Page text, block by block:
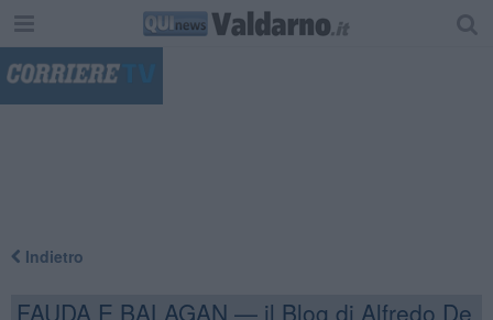
Indietro
FAUDA E BALAGAN — il Blog di Alfredo De